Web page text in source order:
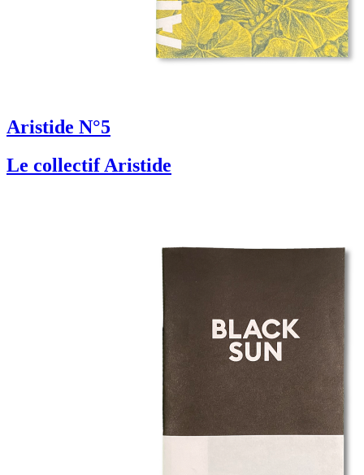
Aristide N°5
Le collectif Aristide